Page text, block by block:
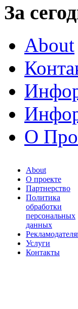
За
About
О
About
О проекте
Партнерство
Политика
обработки
персональных
данных
Услуги
Контакты